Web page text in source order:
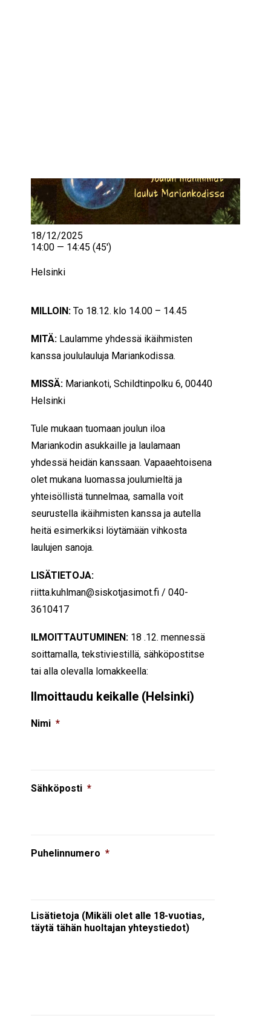
MILLOIN: To 18.12. klo 14.00 – 14.45
MITÄ: Laulamme yhdessä ikäihmisten
kanssa joululauluja Mariankodissa.
MISSÄ: Mariankoti, Schildtinpolku 6, 00440
Helsinki
Tule mukaan tuomaan joulun iloa
Mariankodin asukkaille ja laulamaan
yhdessä heidän kanssaan. Vapaaehtoisena
olet mukana luomassa joulumieltä ja
yhteisöllistä tunnelmaa, samalla voit
seurustella ikäihmisten kanssa ja autella
heitä esimerkiksi löytämään vihkosta
laulujen sanoja.
LISÄTIETOJA:
riitta.kuhlman@siskotjasimot.fi / 040-
3610417
ILMOITTAUTUMINEN: 18 .12. mennessä
soittamalla, tekstiviestillä, sähköpostitse
tai alla olevalla lomakkeella:
Ilmoittaudu keikalle (Helsinki)
Nimi *
Sähköposti *
Puhelinnumero *
Lisätietoja (Mikäli olet alle 18-vuotias,
täytä tähän huoltajan yhteystiedot)
18/12/2025
14:00 — 14:45 (45′)
Helsinki